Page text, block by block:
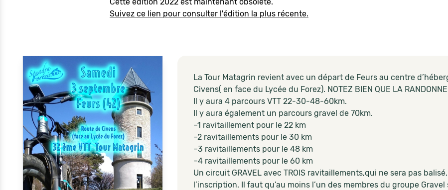
Suivez ce lien pour consulter l'édition la plus récente.
La Tour Matagrin revient avec un départ de Feurs au centre
Civens( en face du Lycée du Forez). NOTEZ BIEN QUE LA
Il y aura 4 parcours VTT 22-30-48-60km.
Il y aura également un parcours gravel de 70km.
–1 ravitaillement pour le 22 km
–2 ravitaillements pour le 30 km
–3 ravitaillements pour le 48 km
–4 ravitaillements pour le 60 km
Un circuit GRAVEL avec TROIS ravitaillements,qui ne sera pas
l’inscription. Il faut qu’au moins l’un des membres du groupe